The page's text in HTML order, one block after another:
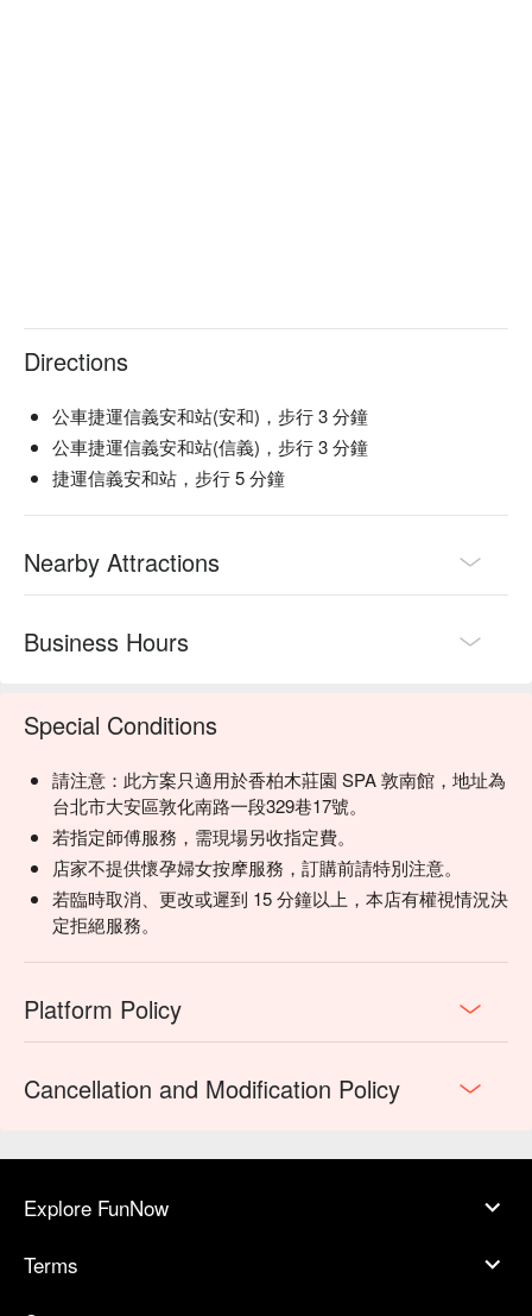
Directions
公車捷運信義安和站(安和)，步行 3 分鐘
公車捷運信義安和站(信義)，步行 3 分鐘
捷運信義安和站，步行 5 分鐘
Nearby Attractions
Business Hours
Special Conditions
請注意：此方案只適用於香柏木莊園 SPA 敦南館，地址為
台北市大安區敦化南路一段329巷17號。
若指定師傅服務，需現場另收指定費。
店家不提供懷孕婦女按摩服務，訂購前請特別注意。
若臨時取消、更改或遲到 15 分鐘以上，本店有權視情況決
定拒絕服務。
Platform Policy
Cancellation and Modification Policy
Explore FunNow
Terms